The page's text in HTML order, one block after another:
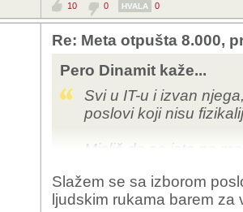
10 0 HVALA 0
Re: Meta otpušta 8.000,
Pero Dinamit kaže...
Svi u IT-u i izvan
poslovi koji nisu
Misliš da se isto ne
Project manager, QA,
"sigurni"? How yes
Slažem se sa izborom
ljudskim rukama barem